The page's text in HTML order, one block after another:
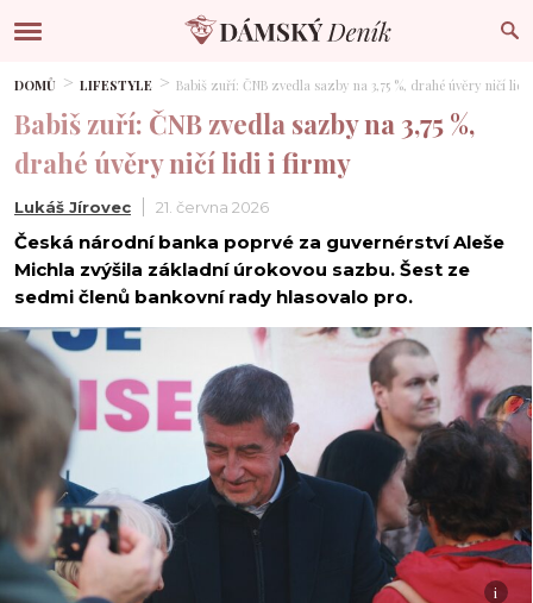
DOMŮ LIFESTYLE Babiš zuří: ČNB zvedla sazby na 3,75 %, drahé úvěry ničí
Babiš zuří: ČNB zvedla sazby na 3,75 %,
drahé úvěry ničí lidi i firmy
Lukáš Jírovec 21. června 2026
Česká národní banka poprvé za guvernérství Aleše
Michla zvýšila základní úrokovou sazbu. Šest ze
sedmi členů bankovní rady hlasovalo pro.
i